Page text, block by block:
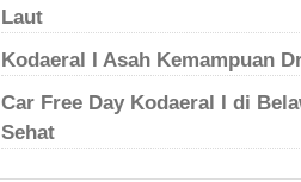
Laut
Kodaeral I Asah Kemampuan
Car Free Day Kodaeral I di
Sehat